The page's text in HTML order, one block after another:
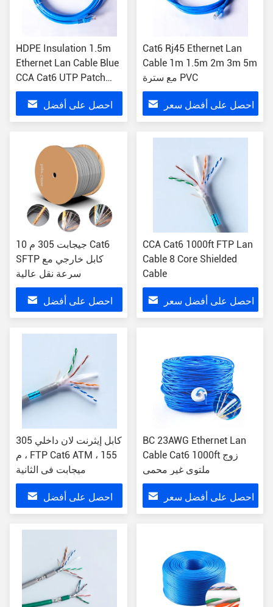
HDPE Insulation 1.5m
Ethernet Lan Cable Blue
CCA Cat6 UTP Patch
Cord
احصل على أفضل
Cat6 Rj45 Ethernet Lan
Cable 1m 1.5m 2m 3m 5m
مع سترة PVC
احصل على أفضل سعر
10 جيجابت 305 م Cat6
SFTP كابل خارجي مع
سرعة نقل عالية
احصل على أفضل
CCA Cat6 1000ft FTP Lan
Cable 8 Core Shielded
Cable
احصل على أفضل سعر
كابل إيثرنت لان داخلي 305
م ، FTP Cat6 ATM ، 155
ميجابت في الثانية
احصل على أفضل
BC 23AWG Ethernet Lan
Cable Cat6 1000ft زوج
ملتوي غير محمي
احصل على أفضل سعر